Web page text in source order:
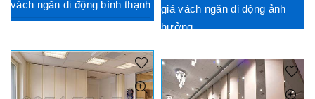
vách ngăn di động bình thạnh
giá vách ngăn di động ảnh
hưởng